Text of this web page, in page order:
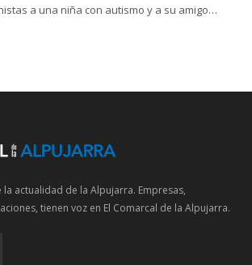
a una niña con autismo y a su amigo
actualidad de la Alpujarra. Empresas,
tienen voz en El Comarcal de la Alpujarra.